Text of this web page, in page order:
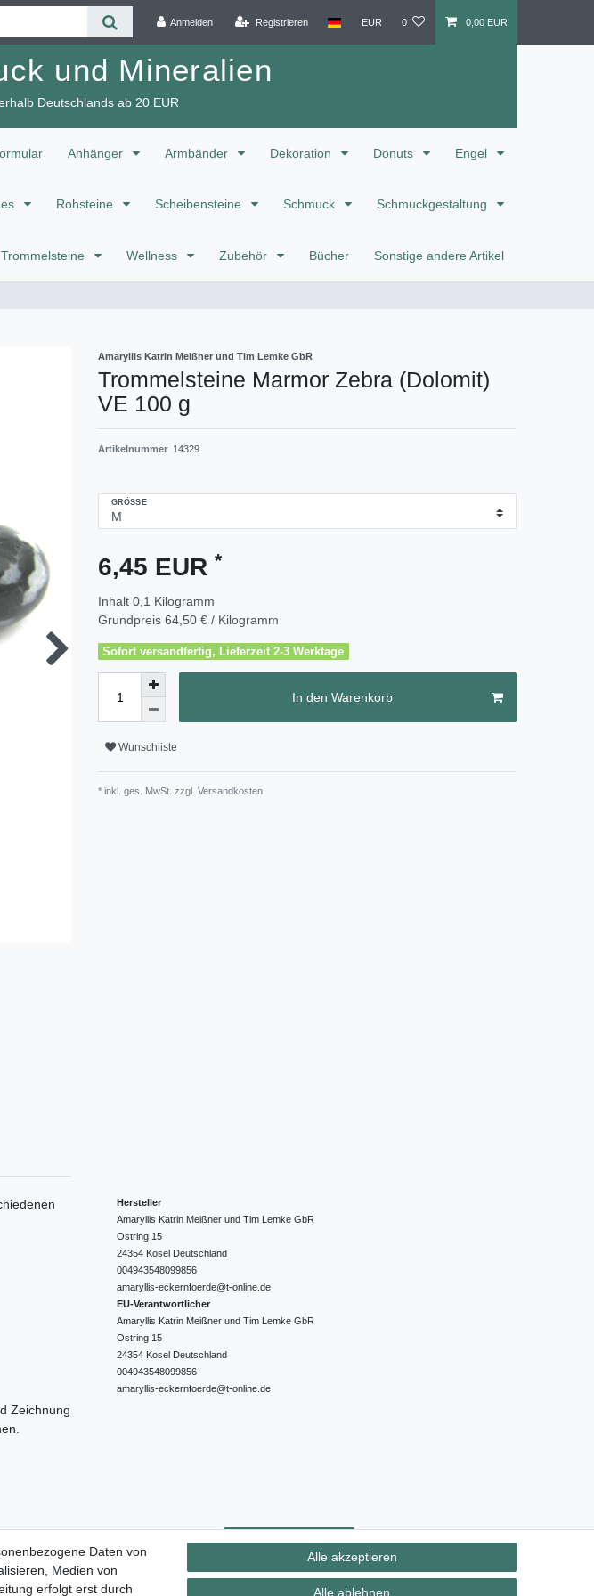
Anmelden Registrieren EUR 0 0,00 EUR
und Mineralien
Deutschlands ab 20 EUR
Anhänger Armbänder Dekoration Donuts Engel
Rohsteine Scheibensteine Schmuck Schmuckgestaltung
Trommelsteine Wellness Zubehör Bücher Sonstige andere Artikel
Amaryllis Katrin Meißner und Tim Lemke GbR
Trommelsteine Marmor Zebra (Dolomit)
VE 100 g
Artikelnummer 14329
GRÖSSE
6,45 EUR *
Inhalt 0,1 Kilogramm
Grundpreis 64,50 € / Kilogramm
Sofort versandfertig, Lieferzeit 2-3 Werktage
In den Warenkorb
Wunschliste
* inkl. ges. MwSt. zzgl. Versandkosten
Zeichnung
Hersteller
Amaryllis Katrin Meißner und Tim Lemke GbR
Ostring 15
24354 Kosel Deutschland
004943548099856
amaryllis-eckernfoerde@t-online.de
EU-Verantwortlicher
Amaryllis Katrin Meißner und Tim Lemke GbR
Ostring 15
24354 Kosel Deutschland
004943548099856
amaryllis-eckernfoerde@t-online.de
Widerrufs­recht Vertrag widerrufen Kontakt
Daten von
Medien von
erfolgt erst durch
Alle akzeptieren
Alle ablehnen